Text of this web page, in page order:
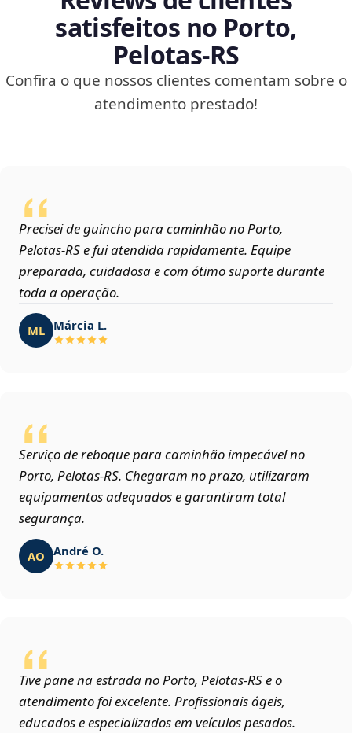
satisfeitos no Porto,
Pelotas‑RS
Confira o que nossos clientes comentam sobre o
atendimento prestado!
Precisei de guincho para caminhão no Porto,
Pelotas‑RS e fui atendida rapidamente. Equipe
preparada, cuidadosa e com ótimo suporte durante
toda a operação.
ML Márcia L.
Serviço de reboque para caminhão impecável no
Porto, Pelotas‑RS. Chegaram no prazo, utilizaram
equipamentos adequados e garantiram total
segurança.
AO André O.
Tive pane na estrada no Porto, Pelotas‑RS e o
atendimento foi excelente. Profissionais ágeis,
educados e especializados em veículos pesados.